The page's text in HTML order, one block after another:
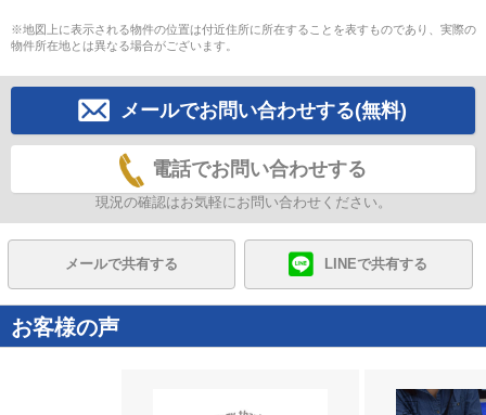
※地図上に表示される物件の位置は付近住所に所在することを表すものであり、実際の
物件所在地とは異なる場合がございます。
メールでお問い合わせする(無料)
電話でお問い合わせする
現況の確認はお気軽にお問い合わせください。
メールで共有する LINEで共有する
お客様の声